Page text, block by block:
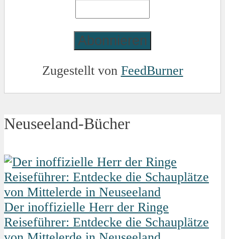
Zugestellt von FeedBurner
Neuseeland-Bücher
Der inoffizielle Herr der Ringe
Reiseführer: Entdecke die Schauplätze